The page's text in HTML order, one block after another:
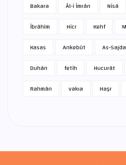
Bakara Âl-i İmrân Nisâ
İbrâhîm
Hicr Kehf
Kasas
Ankebût As-
Duhân
fetih Hucurât
Rahmân
vakıa Haşr